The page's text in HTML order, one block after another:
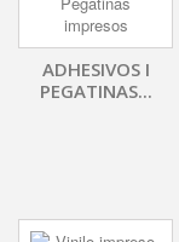
ADHESIVOS I
PEGATINAS...